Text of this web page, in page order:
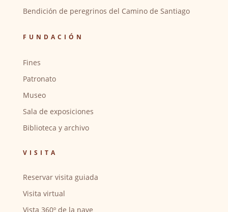
Bendición de peregrinos del Camino de Santiago
FUNDACIÓN
Fines
Patronato
Museo
Sala de exposiciones
Biblioteca y archivo
VISITA
Reservar visita guiada
Visita virtual
Vista 360º de la nave